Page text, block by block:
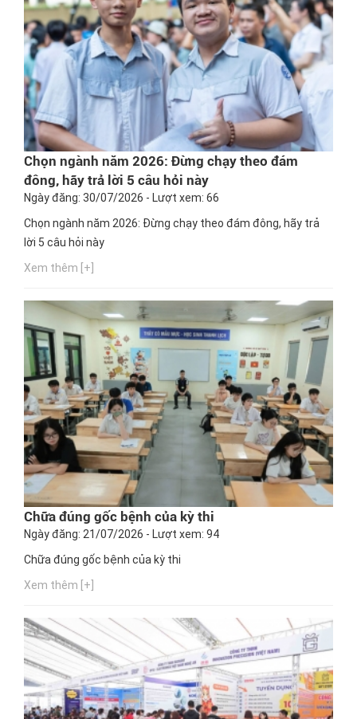
Chọn ngành năm 2026: Đừng chạy theo đám
đông, hãy trả lời 5 câu hỏi này
Ngày đăng: 30/07/2026 - Lượt xem: 66
Chọn ngành năm 2026: Đừng chạy theo đám đông, hãy trả
lời 5 câu hỏi này
Xem thêm [+]
Chữa đúng gốc bệnh của kỳ thi
Ngày đăng: 21/07/2026 - Lượt xem: 94
Chữa đúng gốc bệnh của kỳ thi
Xem thêm [+]